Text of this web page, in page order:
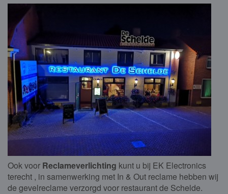
Ook voor Reclameverlichting kunt u bij EK Electronics
terecht , in samenwerking met In & Out reclame hebben wij
de gevelreclame verzorgd voor restaurant de Schelde.